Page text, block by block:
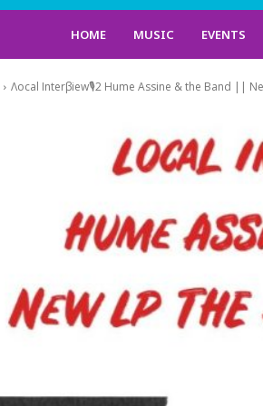
HOME MUSIC EVENTS
Λocal Interβiew🎙2 Hume Assine & the Band ||